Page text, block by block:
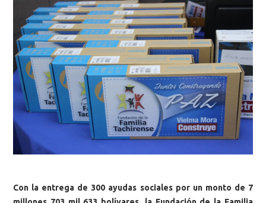
Con la entrega de 300 ayudas sociales por un monto de 7